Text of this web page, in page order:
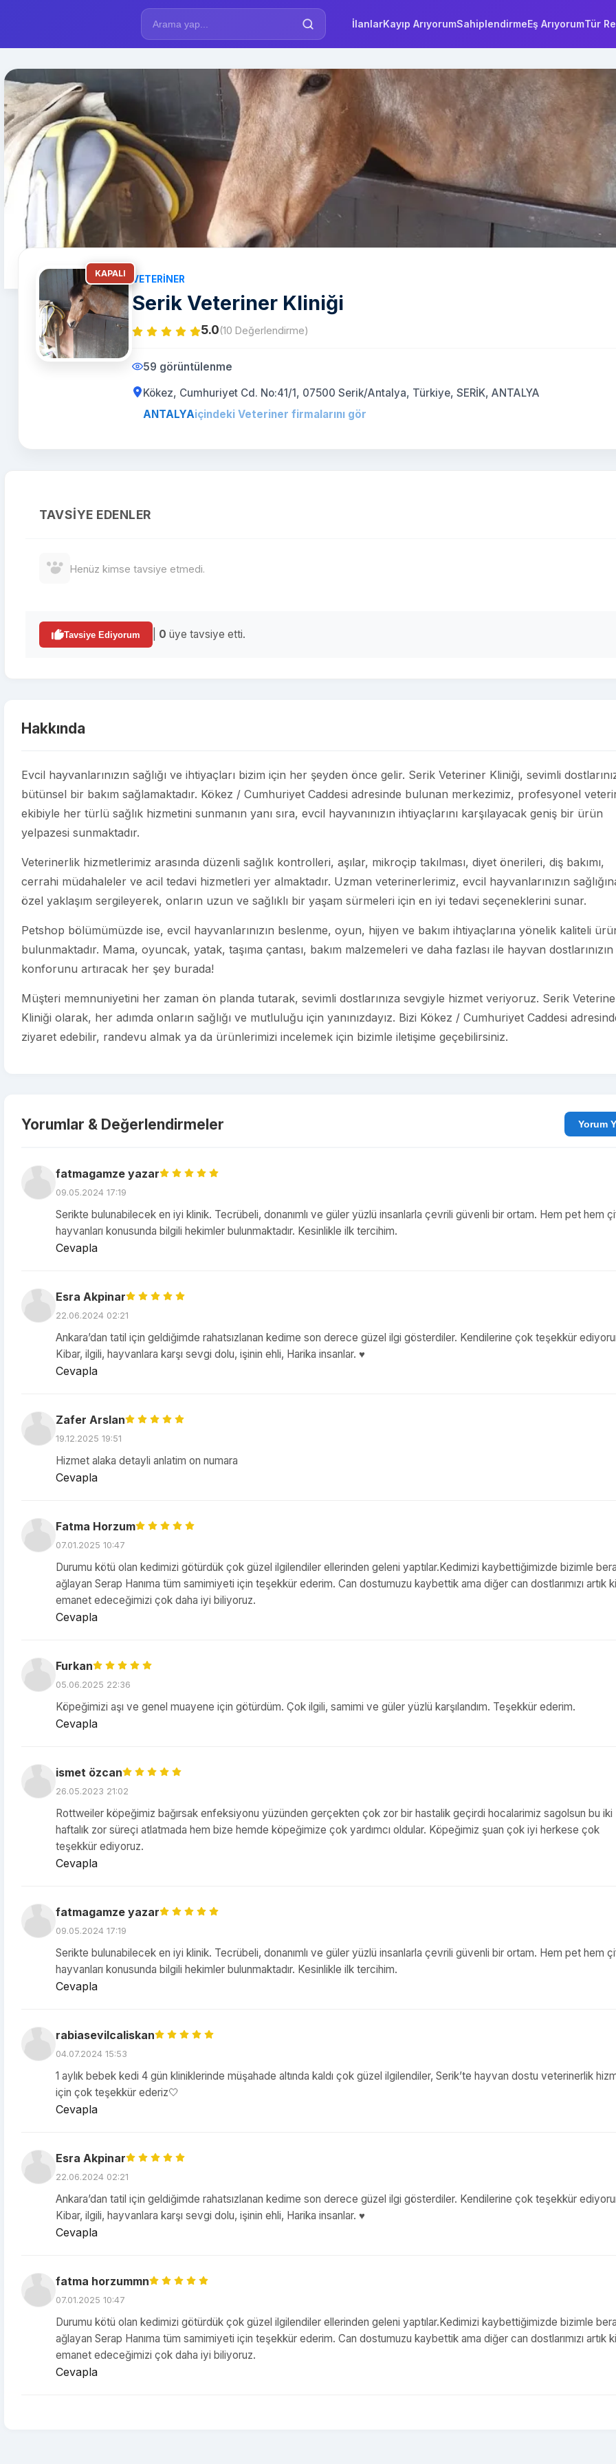
İlanlarKayıp ArıyorumSahiplendirmeEş ArıyorumTür
KAPALI
VETERINER
Serik Veteriner Kliniği
5.0(10 Değerlendirme)
59 görüntülenme
Kökez, Cumhuriyet Cd. No:41/1, 07500 Serik/Antalya, Türkiye, SERİK, ANTALYA
ANTALYAiçindeki Veteriner firmalarını gör
TAVSIYE EDENLER
Henüz kimse tavsiye etmedi.
Tavsiye Ediyorum 0 üye tavsiye etti.
Hakkında
Evcil hayvanlarınızın sağlığı ve ihtiyaçları bizim için her şeyden önce gelir. Serik Veteriner Kliniği, sevimli
bütünsel bir bakım sağlamaktadır. Kökez / Cumhuriyet Caddesi adresinde bulunan merkezimiz, profesyonel
ekibiyle her türlü sağlık hizmetini sunmanın yanı sıra, evcil hayvanınızın ihtiyaçlarını karşılayacak geniş bir ürün
yelpazesi sunmaktadır.
Veterinerlik hizmetlerimiz arasında düzenli sağlık kontrolleri, aşılar, mikroçip takılması, diyet önerileri, diş bakımı,
cerrahi müdahaleler ve acil tedavi hizmetleri yer almaktadır. Uzman veterinerlerimiz, evcil hayvanlarınızın
özel yaklaşım sergileyerek, onların uzun ve sağlıklı bir yaşam sürmeleri için en iyi tedavi seçeneklerini sunar.
Petshop bölümümüzde ise, evcil hayvanlarınızın beslenme, oyun, hijyen ve bakım ihtiyaçlarına yönelik kaliteli
bulunmaktadır. Mama, oyuncak, yatak, taşıma çantası, bakım malzemeleri ve daha fazlası ile hayvan dostlarınızın
konforunu artıracak her şey burada!
Müşteri memnuniyetini her zaman ön planda tutarak, sevimli dostlarınıza sevgiyle hizmet veriyoruz. Serik
Kliniği olarak, her adımda onların sağlığı ve mutluluğu için yanınızdayız. Bizi Kökez / Cumhuriyet Caddesi
ziyaret edebilir, randevu almak ya da ürünlerimizi incelemek için bizimle iletişime geçebilirsiniz.
Yorumlar & Değerlendirmeler
fatmagamze yazar
09.05.2024 17:19
Serikte bulunabilecek en iyi klinik. Tecrübeli, donanımlı ve güler yüzlü insanlarla çevrili güvenli bir ortam. Hem pet hem
hayvanları konusunda bilgili hekimler bulunmaktadır. Kesinlikle ilk tercihim.
Cevapla
Esra Akpinar
22.06.2024 02:21
Ankara’dan tatil için geldiğimde rahatsızlanan kedime son derece güzel ilgi gösterdiler. Kendilerine çok teşekkür
Kibar, ilgili, hayvanlara karşı sevgi dolu, işinin ehli, Harika insanlar. ♥️
Cevapla
Zafer Arslan
19.12.2025 19:51
Hizmet alaka detayli anlatim on numara
Cevapla
Fatma Horzum
07.01.2025 10:47
Durumu kötü olan kedimizi götürdük çok güzel ilgilendiler ellerinden geleni yaptılar.Kedimizi kaybettiğimizde bizimle
ağlayan Serap Hanıma tüm samimiyeti için teşekkür ederim. Can dostumuzu kaybettik ama diğer can dostlarımızı artık
emanet edeceğimizi çok daha iyi biliyoruz.
Cevapla
Furkan
05.06.2025 22:36
Köpeğimizi aşı ve genel muayene için götürdüm. Çok ilgili, samimi ve güler yüzlü karşılandım. Teşekkür ederim.
Cevapla
ismet özcan
26.05.2023 21:02
Rottweiler köpeğimiz bağırsak enfeksiyonu yüzünden gerçekten çok zor bir hastalik geçirdi hocalarimiz sagolsun bu iki
haftalık zor süreçi atlatmada hem bize hemde köpeğimize çok yardımcı oldular. Köpeğimiz şuan çok iyi herkese çok
teşekkür ediyoruz.
Cevapla
fatmagamze yazar
09.05.2024 17:19
Serikte bulunabilecek en iyi klinik. Tecrübeli, donanımlı ve güler yüzlü insanlarla çevrili güvenli bir ortam. Hem pet hem
hayvanları konusunda bilgili hekimler bulunmaktadır. Kesinlikle ilk tercihim.
Cevapla
rabiasevilcaliskan
04.07.2024 15:53
1 aylık bebek kedi 4 gün kliniklerinde müşahade altında kaldı çok güzel ilgilendiler, Serik’te hayvan dostu veterinerlik
için çok teşekkür ederiz🤍
Cevapla
Esra Akpinar
22.06.2024 02:21
Ankara’dan tatil için geldiğimde rahatsızlanan kedime son derece güzel ilgi gösterdiler. Kendilerine çok teşekkür
Kibar, ilgili, hayvanlara karşı sevgi dolu, işinin ehli, Harika insanlar. ♥️
Cevapla
fatma horzummn
07.01.2025 10:47
Durumu kötü olan kedimizi götürdük çok güzel ilgilendiler ellerinden geleni yaptılar.Kedimizi kaybettiğimizde bizimle
ağlayan Serap Hanıma tüm samimiyeti için teşekkür ederim. Can dostumuzu kaybettik ama diğer can dostlarımızı artık
emanet edeceğimizi çok daha iyi biliyoruz.
Cevapla